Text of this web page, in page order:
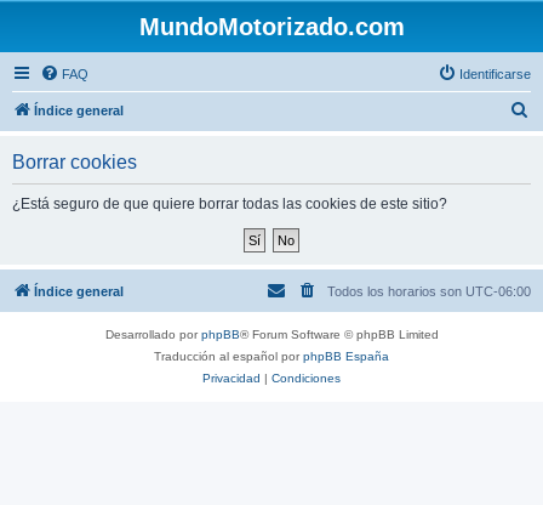
MundoMotorizado.com
FAQ Identificarse
Índice general
Borrar cookies
¿Está seguro de que quiere borrar todas las cookies de este sitio?
Índice general Todos los horarios son UTC-06:00
Desarrollado porphpBB® Forum Software © phpBB Limited
Traducción al español porphpBB España
Privacidad | Condiciones